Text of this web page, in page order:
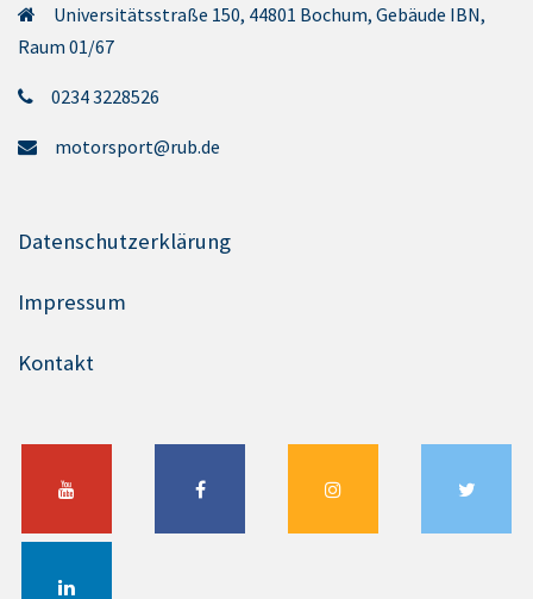
Universitätsstraße 150, 44801 Bochum, Gebäude IBN,
Raum 01/67
0234 3228526
motorsport@rub.de
Datenschutzerklärung
Impressum
Kontakt